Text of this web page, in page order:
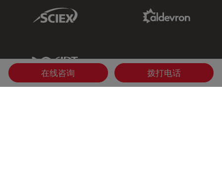
Sciex Link
IDT Link
在线咨询 拨打电话